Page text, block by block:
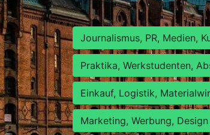
Journalismus, PR, Medien,
Praktika, Werkstudenten,
Einkauf, Logistik,
Marketing, Werbung, Design